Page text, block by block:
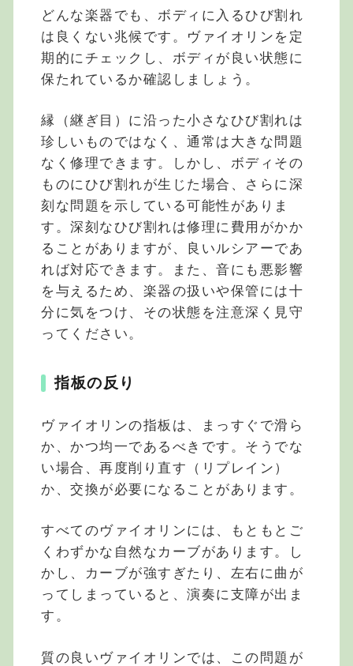
どんな楽器でも、ボディに入るひび割れ
は良くない兆候です。ヴァイオリンを定
期的にチェックし、ボディが良い状態に
保たれているか確認しましょう。
縁（継ぎ目）に沿った小さなひび割れは
珍しいものではなく、通常は大きな問題
なく修理できます。しかし、ボディその
ものにひび割れが生じた場合、さらに深
刻な問題を示している可能性がありま
す。深刻なひび割れは修理に費用がかか
ることがありますが、良いルシアーであ
れば対応できます。また、音にも悪影響
を与えるため、楽器の扱いや保管には十
分に気をつけ、その状態を注意深く見守
ってください。
指板の反り
ヴァイオリンの指板は、まっすぐで滑ら
か、かつ均一であるべきです。そうでな
い場合、再度削り直す（リプレイン）
か、交換が必要になることがあります。
すべてのヴァイオリンには、もともとご
くわずかな自然なカーブがあります。し
かし、カーブが強すぎたり、左右に曲が
ってしまっていると、演奏に支障が出ま
す。
質の良いヴァイオリンでは、この問題が